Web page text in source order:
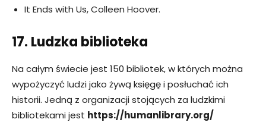
It Ends with Us, Colleen Hoover.
17. Ludzka biblioteka
Na całym świecie jest 150 bibliotek, w których można
wypożyczyć ludzi jako żywą księgę i posłuchać ich
historii. Jedną z organizacji stojących za ludzkimi
bibliotekami jest https://humanlibrary.org/